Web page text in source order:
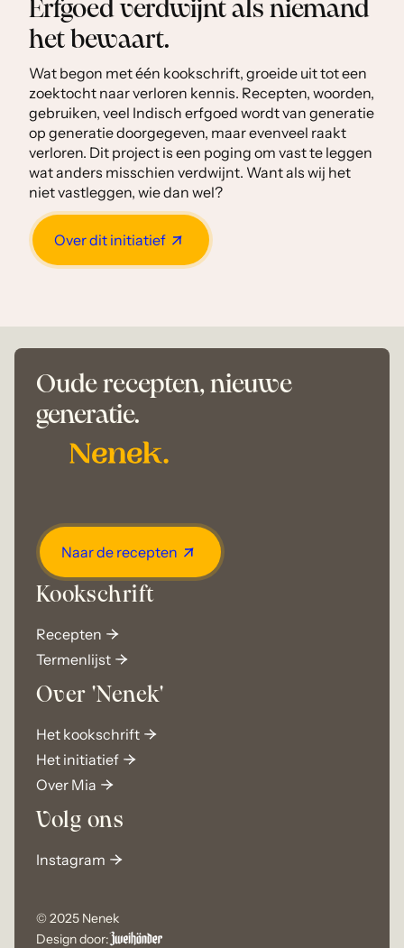
Erfgoed verdwijnt als niemand
het bewaart.
Wat begon met één kookschrift, groeide uit tot een
zoektocht naar verloren kennis. Recepten, woorden,
gebruiken, veel Indisch erfgoed wordt van generatie
op generatie doorgegeven, maar evenveel raakt
verloren. Dit project is een poging om vast te leggen
wat anders misschien verdwijnt. Want als wij het
niet vastleggen, wie dan wel?
Over dit initiatief
Oude recepten, nieuwe
generatie.
Naar de recepten
Kookschrift
Recepten
Termenlijst
Over 'Nenek'
Het kookschrift
Het initiatief
Over Mia
Volg ons
Instagram
© 2025 Nenek
Design door: